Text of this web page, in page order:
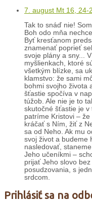
7. august Mt 16, 24-
Tak to snáď nie!
Boh odo mňa
Byť kresťanom
znamenať poprieť
svoje plány a sny...
myšlienkach, ktoré
všetkým blízke, sa
klamstvo: že sami
bohmi svojho života
šťastie spočíva v
túžob. Ale nie je to
skutočné šťastie je v
patríme Kristovi – že
kráčať s Ním, žiť z
sa od Neho. Ak mu
svoj život a budeme
nasledovať,
Jeho učeníkmi –
prijať Jeho slovo bez
posudzovania, s
srdcom.
Prihlásiť sa na